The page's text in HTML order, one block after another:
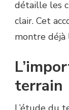
détaille les
clair. Cet
montre déjà
terrain